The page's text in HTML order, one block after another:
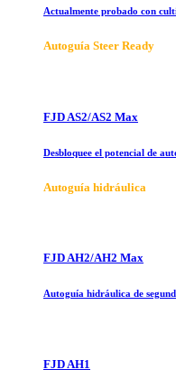
Actualmente probado con
Autoguía Steer Ready
FJD AS2/AS2 Max
Desbloquee el potencial de
Autoguía hidráulica
FJD AH2/AH2 Max
Autoguía hidráulica de
FJD AH1